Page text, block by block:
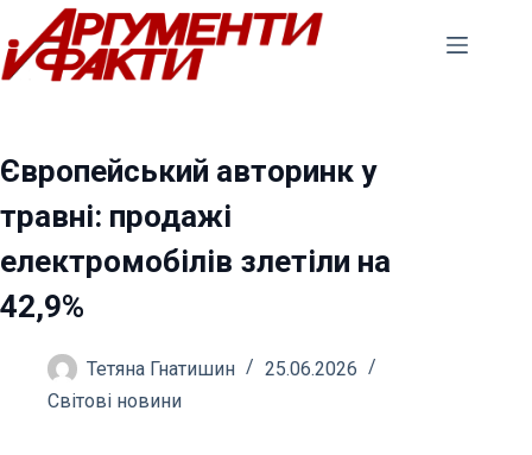
Перейти
до
вмісту
Європейський авторинк у
травні: продажі
електромобілів злетіли на
42,9%
Тетяна Гнатишин
25.06.2026
Світові новини